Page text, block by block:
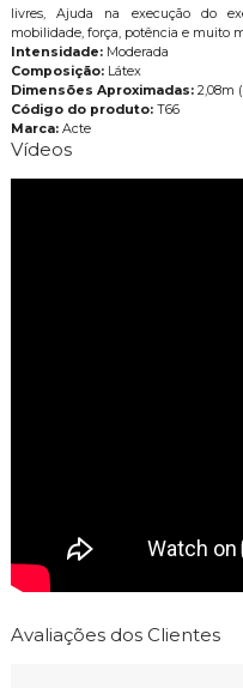
livres, Ajuda na execução do
mobilidade, força, potência e muito
Intensidade:Moderada
Composição: Látex
Dimensões Aproximadas:2,08m
Código do produto:T66
Marca:Acte
Vídeos
Avaliações dos Clientes